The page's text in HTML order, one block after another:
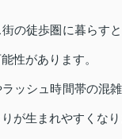
の徒歩圏に暮らす
性があります。
ッシュ時間帯の混
が生まれやすくなり